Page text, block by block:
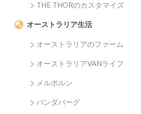
THE THORのカスタマイズ
オーストラリア生活
オーストラリアのファーム
オーストラリアVANライフ
メルボルン
バンダバーグ